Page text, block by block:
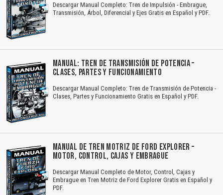
Descargar Manual Completo: Tren de Impulsión - Embrague,
Transmisión, Árbol, Diferencial y Ejes Gratis en Español y PDF.
MANUAL: TREN DE TRANSMISIÓN DE POTENCIA –
CLASES, PARTES Y FUNCIONAMIENTO
Descargar Manual Completo: Tren de Transmisión de Potencia -
Clases, Partes y Funcionamiento Gratis en Español y PDF.
MANUAL DE TREN MOTRIZ DE FORD EXPLORER –
MOTOR, CONTROL, CAJAS Y EMBRAGUE
Descargar Manual Completo de Motor, Control, Cajas y
Embrague en Tren Motriz de Ford Explorer Gratis en Español y
PDF.
El Título es incorrecto según el contenido.
Texto o Imagen de portada son erróneos.
No carga o no se visualiza el contenido.
Reportar otro tipo de error...